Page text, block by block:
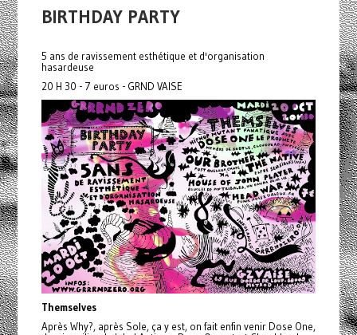
BIRTHDAY PARTY
5 ans de ravissement esthétique et d'organisation
hasardeuse
20 H 30 - 7 euros - GRND VAISE
Themselves
Après Why?, après Sole, ça y est, on fait enfin venir Dose One,